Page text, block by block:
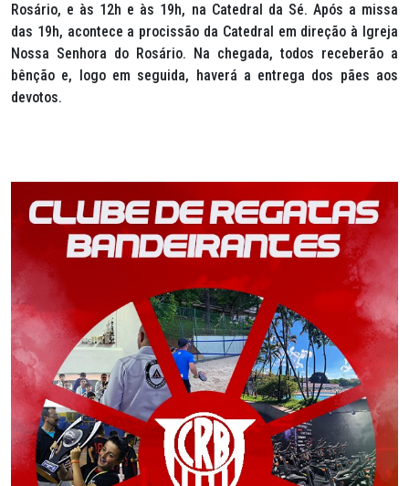
Rosário, e às 12h e às 19h, na Catedral da Sé. Após a missa
das 19h, acontece a procissão da Catedral em direção à Igreja
Nossa Senhora do Rosário. Na chegada, todos receberão a
bênção e, logo em seguida, haverá a entrega dos pães aos
devotos.